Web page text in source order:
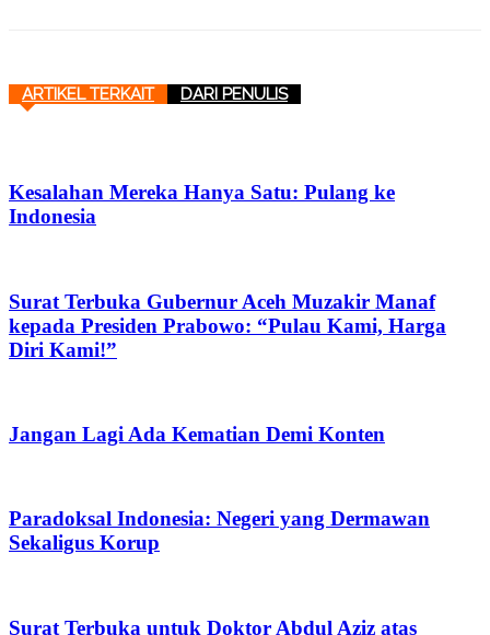
ARTIKEL TERKAIT DARI PENULIS
Kesalahan Mereka Hanya Satu: Pulang ke
Indonesia
Surat Terbuka Gubernur Aceh Muzakir Manaf
kepada Presiden Prabowo: “Pulau Kami, Harga
Diri Kami!”
Jangan Lagi Ada Kematian Demi Konten
Paradoksal Indonesia: Negeri yang Dermawan
Sekaligus Korup
Surat Terbuka untuk Doktor Abdul Aziz atas